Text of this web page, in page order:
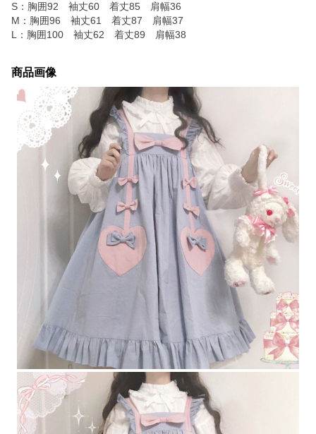
S：胸囲92 袖丈60 着丈85 肩幅36
M：胸囲96 袖丈61 着丈87 肩幅37
L：胸囲100 袖丈62 着丈89 肩幅38
商品画像